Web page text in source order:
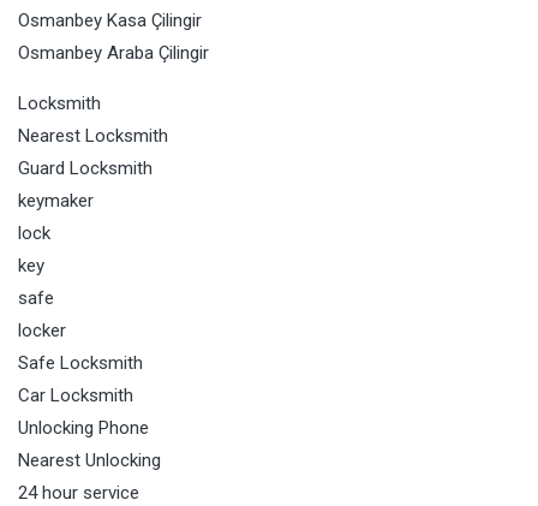
Osmanbey Kasa Çilingir
Osmanbey Araba Çilingir
Locksmith
Nearest Locksmith
Guard Locksmith
keymaker
lock
key
safe
locker
Safe Locksmith
Car Locksmith
Unlocking Phone
Nearest Unlocking
24 hour service